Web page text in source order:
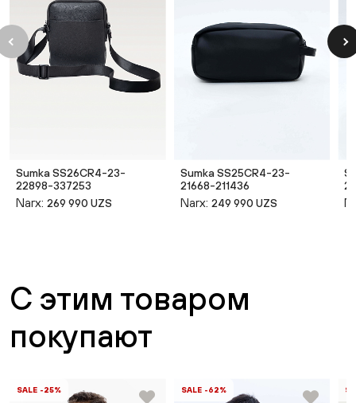
Sumka SS26CR4-23-
22898-337253
Narx: 269 990 UZS
Sumka SS25CR4-23-
21668-211436
Narx: 249 990 UZS
С этим товаром
покупают
SALE -25% SALE -62%